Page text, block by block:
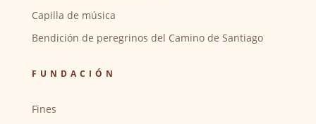
Capilla de música
Bendición de peregrinos del Camino de Santiago
FUNDACIÓN
Fines